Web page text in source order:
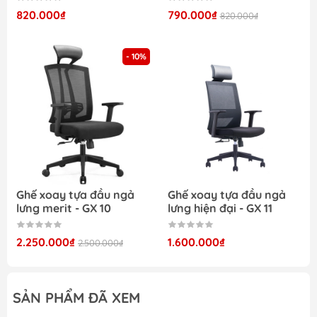
Kích thước mẫu thiết kế ghế công thái học phù hợp
nhu cầu sử dụng của nhiều người
Phần tay vịn hình chữ T ốp nhựa PP cao cấp mang
lại cảm giác thoải mái cho phần tay của ghế
Ghế công thái học toàn bộ màu đen hiện đại và
mới mẻ
820.000₫ 790.000₫ 820.000₫
- 10%
Ghế xoay tựa đầu ngả
lưng merit - GX 10
2.250.000₫ 2.500.000₫
Ghế xoay tựa đầu ngả
lưng hiện đại - GX 11
1.600.000₫
SẢN PHẨM ĐÃ XEM